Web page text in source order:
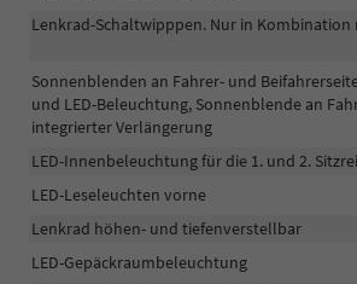
Lenkrad-Schaltwipppen. Nur in Kombination
Sonnenblenden an Fahrer- und
und LED-Beleuchtung, Sonnenblende an
integrierter Verlängerung
LED-Innenbeleuchtung für die 1. und 2.
LED-Leseleuchten vorne
Lenkrad höhen- und tiefenverstellbar
LED-Gepäckraumbeleuchtung